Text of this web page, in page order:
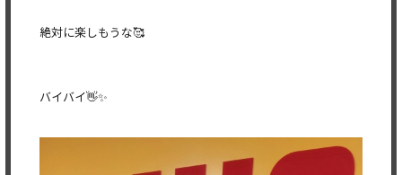
絶対に楽しもうな🥰
バイバイ👋✨